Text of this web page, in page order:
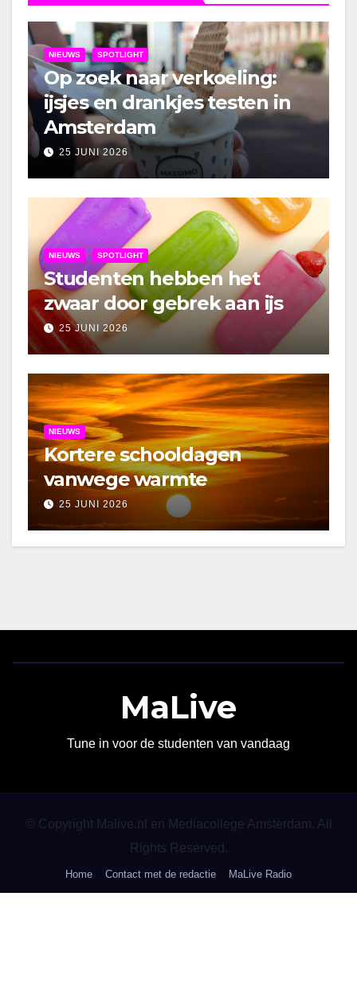
NIEUWS SPOTLIGHT
Op zoek naar verkoeling:
ijsjes en drankjes testen in
Amsterdam
25 JUNI 2026
NIEUWS SPOTLIGHT
Studenten hebben het
zwaar door gebrek aan ijs
25 JUNI 2026
NIEUWS
Kortere schooldagen
vanwege warmte
25 JUNI 2026
MaLive
Tune in voor de studenten van vandaag
© Copyright Malive.nl en Mediacollege Amsterdam. All
Rights Reserved.
Home Contact met de redactie MaLive Radio